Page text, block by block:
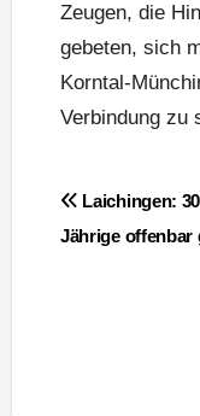
Zeugen, die
gebeten, sich
Korntal-
Verbindung zu
Laichingen:
Jährige offenbar